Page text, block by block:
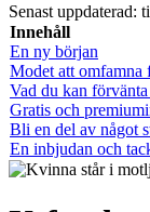
Senast uppdaterad:
Innehåll
En ny början
Modet att omfamna
Vad du kan
Gratis och
Bli en del av något
En inbjudan och